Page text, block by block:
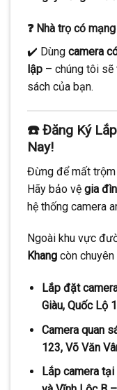
❓ Nhà trọ có
✔️ Dùng camera
lập – chúng tôi sẽ
sách của bạn.
☎️ Đăng Ký
Nay!
Đừng để mất trộm
Hãy bảo vệ gia
hệ thống camera
Ngoài khu vực
Khang còn chuyên
Lắp đặt
Giàu, Quốc Lộ
Camera quan
123, Võ Văn
Lắp camera